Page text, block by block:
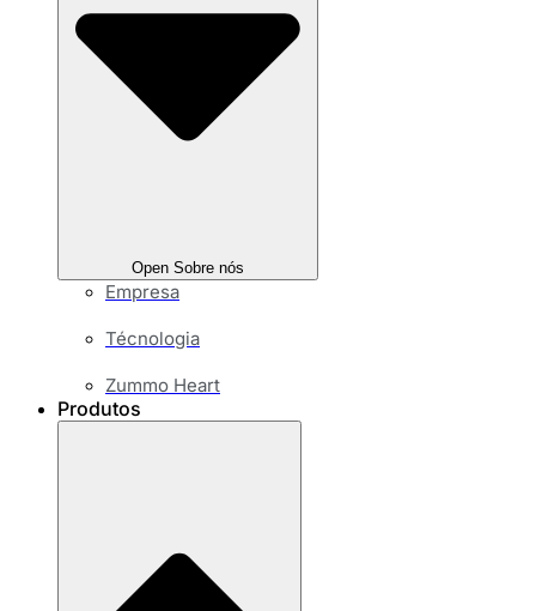
Open Sobre nós
Empresa
Técnologia
Zummo Heart
Produtos